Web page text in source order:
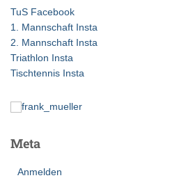
n
a
c
h
:
TuS Facebook
1. Mannschaft Insta
2. Mannschaft Insta
Triathlon Insta
Tischtennis Insta
Meta
Anmelden